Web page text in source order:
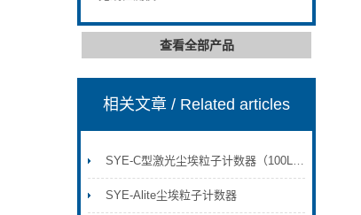
查看全部产品
相关文章/ Related articles
SYE-C型激光尘埃粒子计数器（100L交直流）
SYE-Alite尘埃粒子计数器